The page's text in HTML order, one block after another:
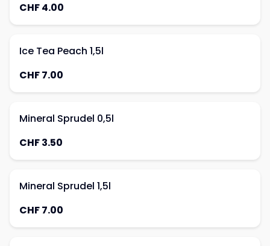
CHF 4.00
Ice Tea Peach 1,5l
CHF 7.00
Mineral Sprudel 0,5l
CHF 3.50
Mineral Sprudel 1,5l
CHF 7.00